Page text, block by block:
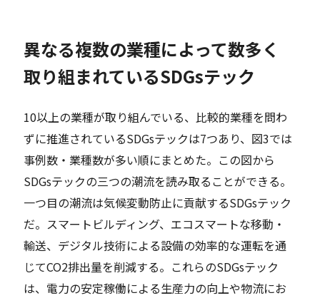
異なる複数の業種によって数多く
取り組まれているSDGsテック
10以上の業種が取り組んでいる、比較的業種を問わ
ずに推進されているSDGsテックは7つあり、図3では
事例数・業種数が多い順にまとめた。この図から
SDGsテックの三つの潮流を読み取ることができる。
一つ目の潮流は気候変動防止に貢献するSDGsテック
だ。スマートビルディング、エコスマートな移動・
輸送、デジタル技術による設備の効率的な運転を通
じてCO2排出量を削減する。これらのSDGsテック
は、電力の安定稼働による生産力の向上や物流にお